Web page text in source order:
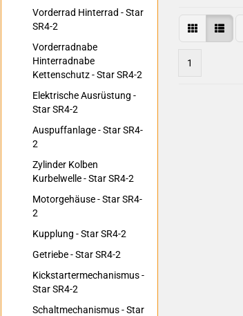
1
Vorderrad Hinterrad - Star
SR4-2
Vorderradnabe
Hinterradnabe
Kettenschutz - Star SR4-2
Elektrische Ausrüstung -
Star SR4-2
Auspuffanlage - Star SR4-
2
Zylinder Kolben
Kurbelwelle - Star SR4-2
Motorgehäuse - Star SR4-
2
Kupplung - Star SR4-2
Getriebe - Star SR4-2
Kickstartermechanismus -
Star SR4-2
Schaltmechanismus - Star